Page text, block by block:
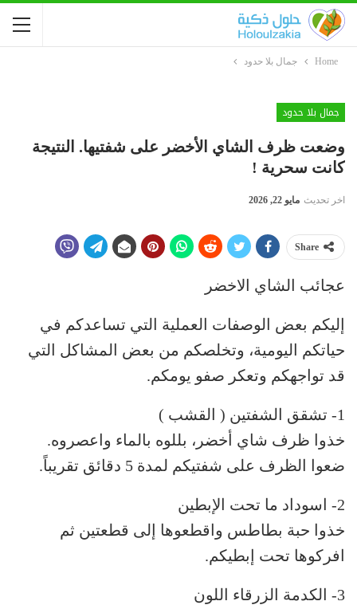
Home جمال بلا حدود
جمال بلا حدود
وضعت ظرف الشاي الأخضر على شفتيها. النتيجة
كانت سحرية !
اخر تحديث مايو 22, 2026
Share
عجائب الشاي الاخضر
إليكم بعض الوصفات العملية التي تساعدكم في
حياتكم اليومية، وتخلصكم من بعض المشاكل التي
قد تواجهكم وتعكر صفو يومكم.
1- تشقق الشفتين ( القشب )
خذوا ظرف شاي أخضر، بللوه بالماء واعصروه.
ضعوا الظرف على شفتيكم لمدة 5 دقائق تقريباً.
2- اسوداد ما تحت الإبطين
خذوا حبة بطاطس واقطعوها إلى قطعتين ثم
افركوها تحت إبطيكم.
3- الكدمة الزرقاء اللون